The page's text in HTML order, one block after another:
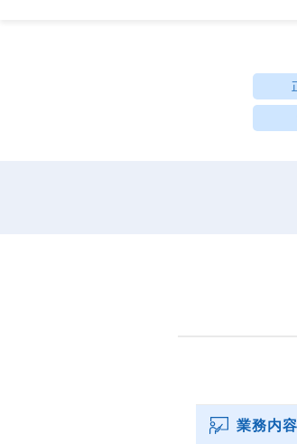
業務内容